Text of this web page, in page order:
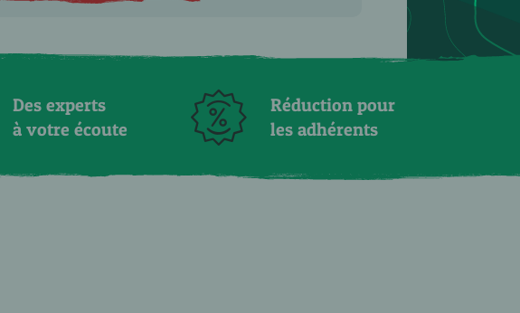
Des experts
à votre écoute
Réduction pour
les adhérents